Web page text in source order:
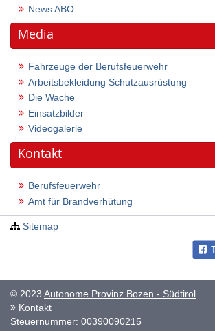
News ABO
Media
Fahrzeuge der Berufsfeuerwehr
Arbeitsbekleidung Schutzausrüstung
Die Wache
Einsatzbilder
Videogalerie
Kontakt
Berufsfeuerwehr
Amt für Brandverhütung
Sitemap
© 2023 Autonome Provinz Bozen - Südtirol
Kontakt
Steuernummer: 00390090215